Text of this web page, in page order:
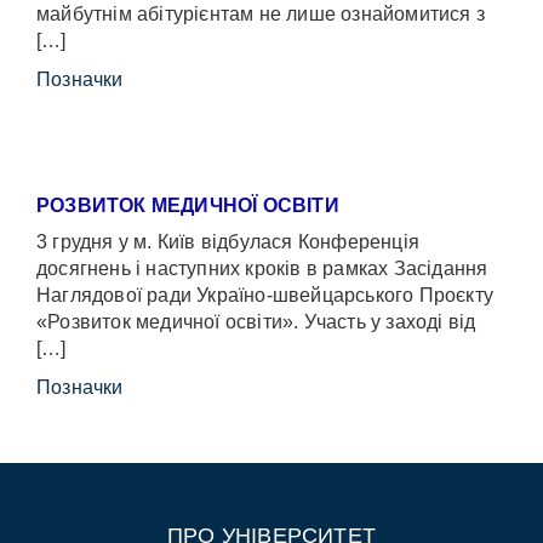
майбутнім абітурієнтам не лише ознайомитися з
[…]
Позначки
РОЗВИТОК МЕДИЧНОЇ ОСВІТИ
3 грудня у м. Київ відбулася Конференція
досягнень і наступних кроків в рамках Засідання
Наглядової ради Україно-швейцарського Проєкту
«Розвиток медичної освіти». Участь у заході від
[…]
Позначки
ПРО УНІВЕРСИТЕТ